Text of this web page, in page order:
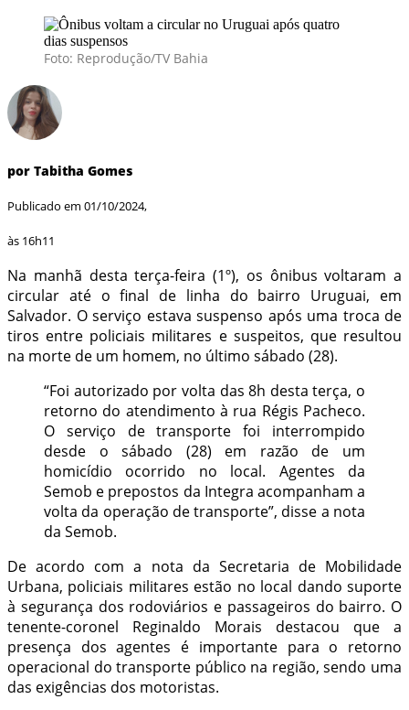
Foto: Reprodução/TV Bahia
por Tabitha Gomes
Publicado em 01/10/2024,
às 16h11
Na manhã desta terça-feira (1º), os ônibus voltaram a
circular até o final de linha do bairro Uruguai, em
Salvador. O serviço estava suspenso após uma troca de
tiros entre policiais militares e suspeitos, que resultou
na morte de um homem, no último sábado (28).
“Foi autorizado por volta das 8h desta terça, o
retorno do atendimento à rua Régis Pacheco.
O serviço de transporte foi interrompido
desde o sábado (28) em razão de um
homicídio ocorrido no local. Agentes da
Semob e prepostos da Integra acompanham a
volta da operação de transporte”, disse a nota
da Semob.
De acordo com a nota da Secretaria de Mobilidade
Urbana, policiais militares estão no local dando suporte
à segurança dos rodoviários e passageiros do bairro. O
tenente-coronel Reginaldo Morais destacou que a
presença dos agentes é importante para o retorno
operacional do transporte público na região, sendo uma
das exigências dos motoristas.